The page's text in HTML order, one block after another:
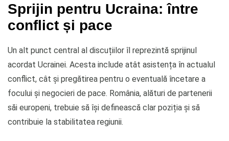
Sprijin pentru Ucraina: între
conflict și pace
Un alt punct central al discuțiilor îl reprezintă sprijinul
acordat Ucrainei. Acesta include atât asistența în actualul
conflict, cât și pregătirea pentru o eventuală încetare a
focului și negocieri de pace. România, alături de partenerii
săi europeni, trebuie să își definească clar poziția și să
contribuie la stabilitatea regiunii.